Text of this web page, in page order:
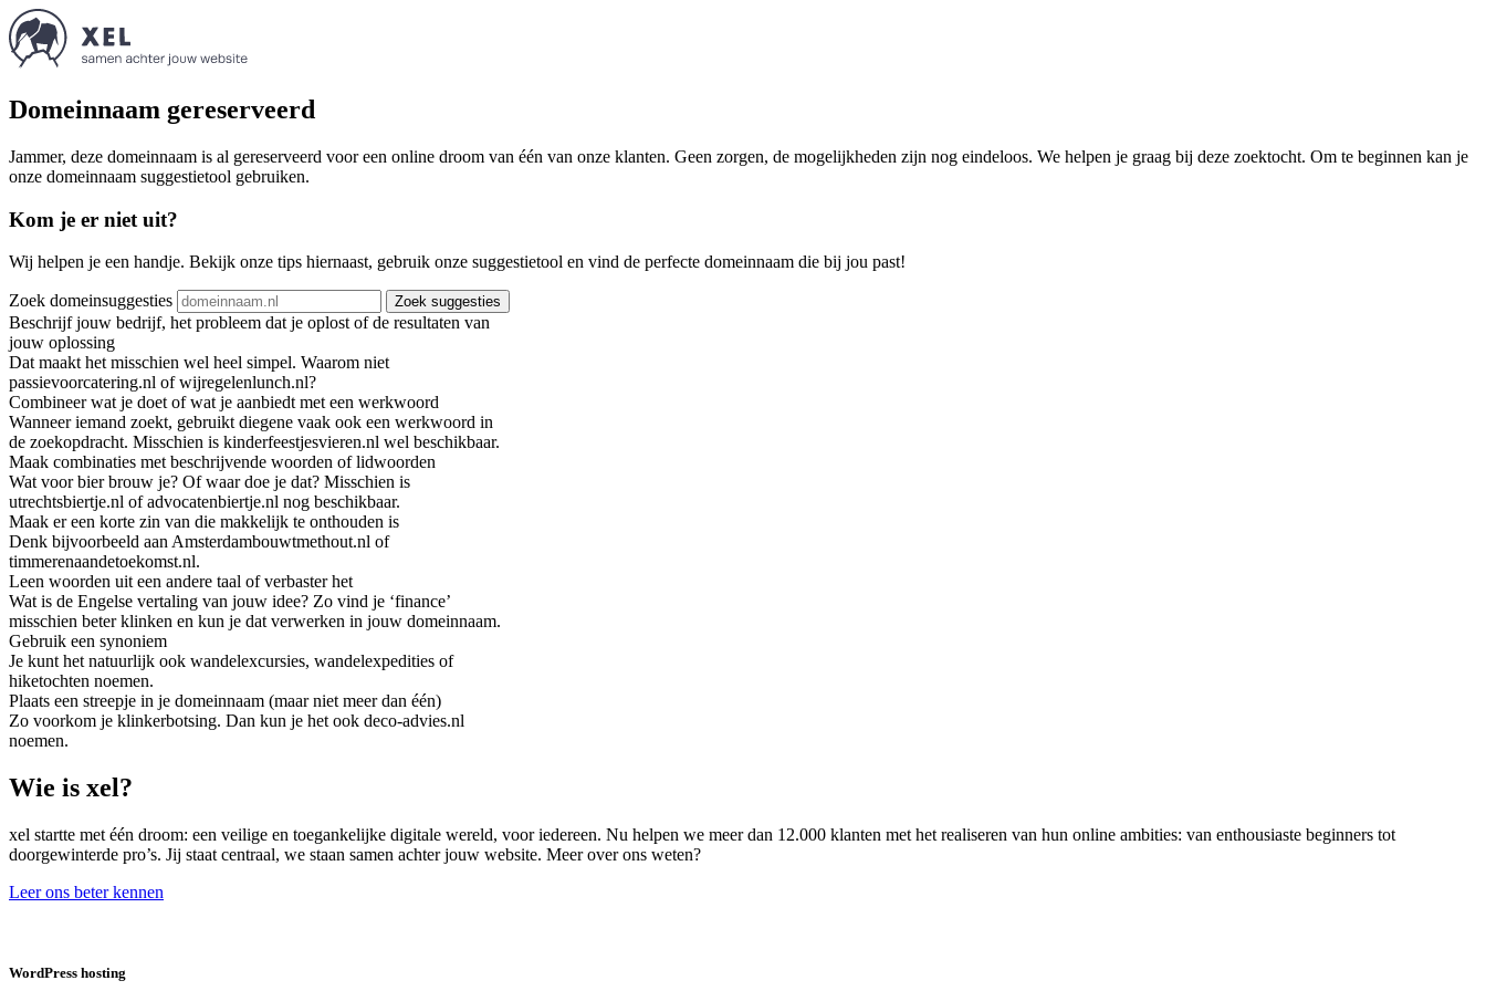
Domeinnaam gereserveerd
Jammer, deze domeinnaam is al gereserveerd voor een online droom van één van onze klanten. Geen zorgen, de mogelijkheden zijn nog eindeloos. We helpen je graag bij deze zoektocht. Om te beginnen kan je
onze domeinnaam suggestietool gebruiken.
Kom je er niet uit?
Wij helpen je een handje. Bekijk onze tips hiernaast, gebruik onze suggestietool en vind de perfecte domeinnaam die bij jou past!
Zoek domeinsuggesties Zoek suggesties
Beschrijf jouw bedrijf, het probleem dat je oplost of de resultaten van
jouw oplossing
Dat maakt het misschien wel heel simpel. Waarom niet
passievoorcatering.nl of wijregelenlunch.nl?
Combineer wat je doet of wat je aanbiedt met een werkwoord
Wanneer iemand zoekt, gebruikt diegene vaak ook een werkwoord in
de zoekopdracht. Misschien is kinderfeestjesvieren.nl wel beschikbaar.
Maak combinaties met beschrijvende woorden of lidwoorden
Wat voor bier brouw je? Of waar doe je dat? Misschien is
utrechtsbiertje.nl of advocatenbiertje.nl nog beschikbaar.
Maak er een korte zin van die makkelijk te onthouden is
Denk bijvoorbeeld aan Amsterdambouwtmethout.nl of
timmerenaandetoekomst.nl.
Leen woorden uit een andere taal of verbaster het
Wat is de Engelse vertaling van jouw idee? Zo vind je ‘finance’
misschien beter klinken en kun je dat verwerken in jouw domeinnaam.
Gebruik een synoniem
Je kunt het natuurlijk ook wandelexcursies, wandelexpedities of
hiketochten noemen.
Plaats een streepje in je domeinnaam (maar niet meer dan één)
Zo voorkom je klinkerbotsing. Dan kun je het ook deco-advies.nl
noemen.
Wie is xel?
xel startte met één droom: een veilige en toegankelijke digitale wereld, voor iedereen. Nu helpen we meer dan 12.000 klanten met het realiseren van hun online ambities: van enthousiaste beginners tot
doorgewinterde pro’s. Jij staat centraal, we staan samen achter jouw website. Meer over ons weten?
Leer ons beter kennen
WordPress hosting